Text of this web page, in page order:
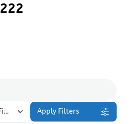
222
(Lowest Price First) Apply Filters